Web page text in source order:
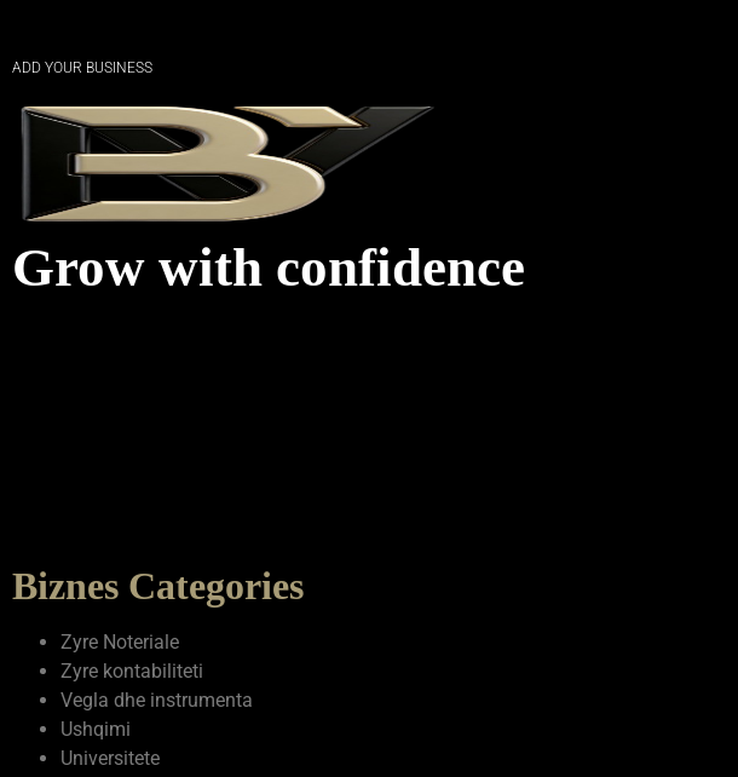
ADD YOUR BUSINESS
Grow with confidence
Biznes Categories
Zyre Noteriale
Zyre kontabiliteti
Vegla dhe instrumenta
Ushqimi
Universitete